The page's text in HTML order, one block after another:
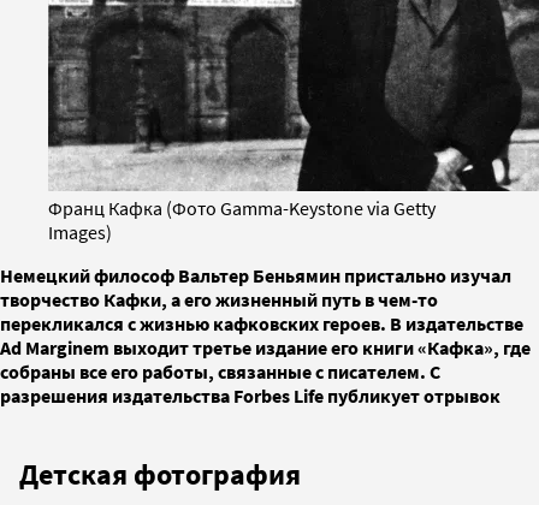
Франц Кафка (Фото Gamma-Keystone via Getty
Images)
Немецкий философ Вальтер Беньямин пристально изучал
творчество Кафки, а его жизненный путь в чем-то
перекликался с жизнью кафковских героев. В издательстве
Ad Marginem выходит третье издание его книги «Кафка», где
собраны все его работы, связанные с писателем. С
разрешения издательства Forbes Life публикует отрывок
Детская фотография